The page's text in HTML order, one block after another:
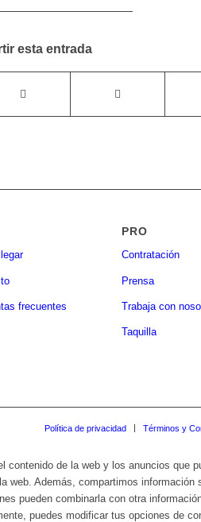
esta entrada
frecuentes
PRO
Contratación
Prensa
Trabaja con
Taquilla
Política de privacidad Términos y
de la web y los anuncios que
Además, compartimos información
pueden combinarla con otra
puedes modificar tus opciones de